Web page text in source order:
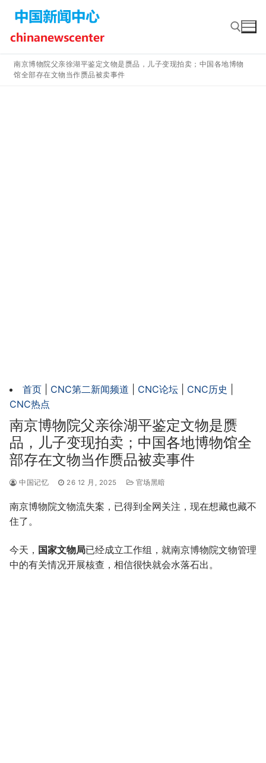
content
南京博物院父亲徐湖平鉴定文物是赝品，儿子变现拍卖；中国各地博物
馆全部存在文物当作赝品被卖事件
首页 CNC第二新闻频道 CNC论坛 CNC历史
CNC热点
南京博物院父亲徐湖平鉴定文物是赝
品，儿子变现拍卖；中国各地博物馆全
部存在文物当作赝品被卖事件
中国记忆 26 12 月, 2025 官场黑暗
南京博物院文物流失案，已得到全网关注，现在想藏也藏不
住了。
今天， 国家文物局已经成立工作组，就南京博物院文物管理
中的有关情况开展核查，相信很快就会水落石出。